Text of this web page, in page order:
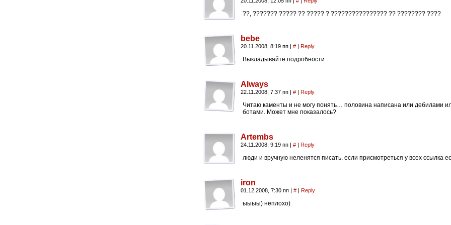
??, ??????? ????? ?? ????? ? ???????????????? ?? ???????? ????
bebe
20.11.2008, 8:19 пп | # | Reply
Выкладывайте подробности
Always
22.11.2008, 7:37 пп | # | Reply
Читаю каменты и не могу понять… половина написана или дебилами
ботами. Может мне показалось?
Artembs
24.11.2008, 9:19 пп | # | Reply
люди и вручную неленятся писать. если присмотреться у всех ссылка
iron
01.12.2008, 7:30 пп | # | Reply
ыыыы) неплохо)